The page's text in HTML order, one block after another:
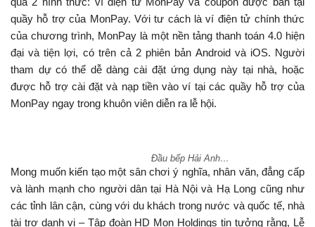
quầy hỗ trợ của MonPay. Với tư cách là ví điện tử chính thức
của chương trình, MonPay là một nền tảng thanh toán 4.0 hiện
đại và tiện lợi, có trên cả 2 phiên bản Android và iOS. Người
tham dự có thể dễ dàng cài đặt ứng dụng này tại nhà, hoặc
được hỗ trợ cài đặt và nạp tiền vào ví tại các quầy hỗ trợ của
MonPay ngay trong khuôn viên diễn ra lễ hội.
Đầu bếp Hải Anh…
Mong muốn kiến tạo một sân chơi ý nghĩa, nhân văn, đẳng cấp
và lành mạnh cho người dân tại Hà Nội và Hạ Long cũng như
các tỉnh lân cận, cùng với du khách trong nước và quốc tế, nhà
tài trợ danh vị – Tập đoàn HD Mon Holdings tin tưởng rằng, Lễ